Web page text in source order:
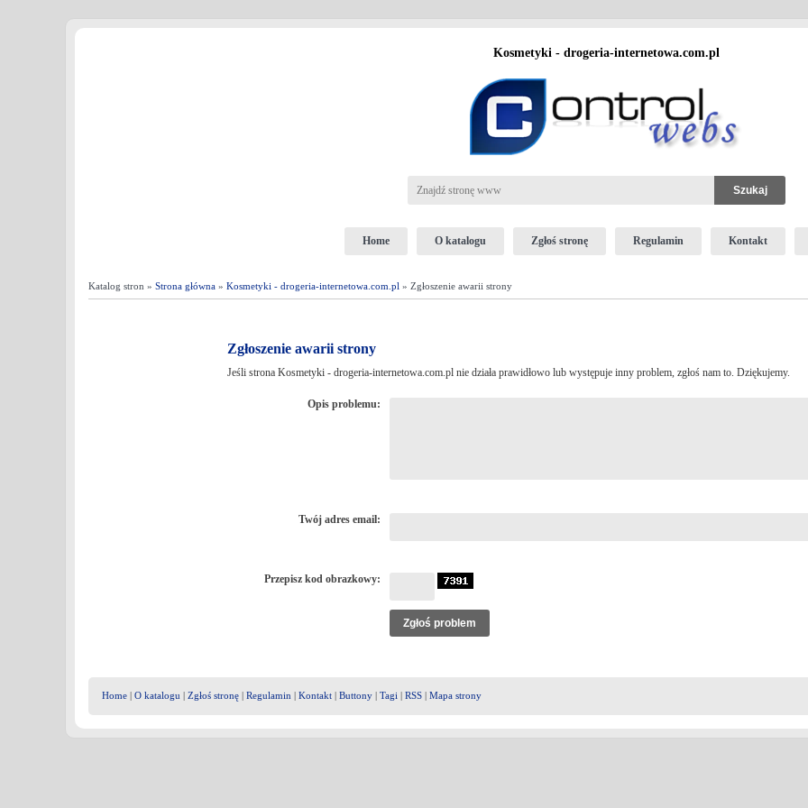
Kosmetyki - drogeria-internetowa.com.pl
Home O katalogu Zgłoś stronę Regulamin Kontakt
Katalog stron » Strona główna » Kosmetyki - drogeria-internetowa.com.pl » Zgłoszenie awarii strony
Zgłoszenie awarii strony
Jeśli strona Kosmetyki - drogeria-internetowa.com.pl nie działa prawidłowo lub występuje inny problem, zgłoś nam to. Dziękujemy.
Opis problemu:
Twój adres email:
Przepisz kod obrazkowy:
Home O katalogu Zgłoś stronę Regulamin Kontakt Buttony Tagi RSS Mapa strony